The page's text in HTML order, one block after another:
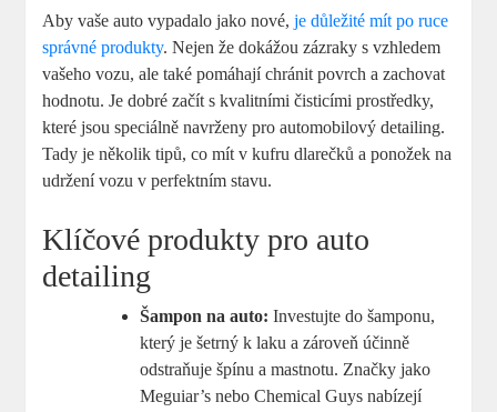
Aby vaše auto vypadalo jako nové,je důležité mít po ruce
správné produkty. Nejen že dokážou zázraky s vzhledem
vašeho vozu, ale také pomáhají chránit povrch a zachovat
hodnotu. Je dobré začít s kvalitními čisticími prostředky,
které jsou speciálně navrženy pro automobilový detailing.
Tady je několik tipů, co mít v kufru dlarečků a ponožek na
udržení vozu v perfektním stavu.
Klíčové produkty pro auto
detailing
Šampon na auto: Investujte do šamponu,
který je šetrný k laku a zároveň účinně
odstraňuje špínu a mastnotu. Značky jako
Meguiar’s nebo Chemical Guys nabízejí